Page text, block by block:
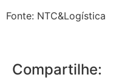
Fonte: NTC&Logística
Compartilhe: